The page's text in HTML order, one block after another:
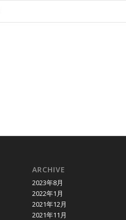
ARCHIVE
2023年8月
2022年1月
2021年12月
2021年11月